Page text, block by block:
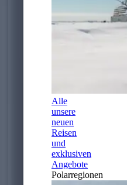
Alle
unsere
neuen
Reisen
und
exklusiven
Angebote
Polarregionen